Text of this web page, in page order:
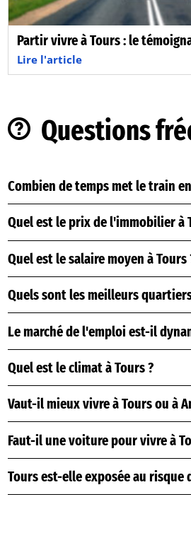
Partir vivre à Tours : le
Lire l'article
Questions
Combien de temps met le train
Quel est le prix de l'immobilier à
Quel est le salaire moyen à Tours
Quels sont les meilleurs
Le marché de l'emploi est-il
Quel est le climat à Tours ?
Vaut-il mieux vivre à Tours ou à
Faut-il une voiture pour vivre à
Tours est-elle exposée au